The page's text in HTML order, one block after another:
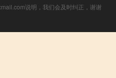
说明，我们会及时纠正，谢谢